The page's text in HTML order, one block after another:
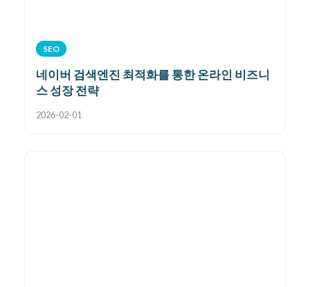
SEO
네이버 검색엔진 최적화를 통한 온라인 비즈니
스 성장 전략
2026-02-01